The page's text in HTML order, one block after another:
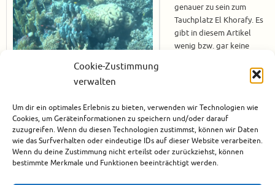
Cookie-Zustimmung
verwalten
Um dir ein optimales Erlebnis zu bieten, verwenden wir Technologien wie
Cookies, um Geräteinformationen zu speichern und/oder darauf
zuzugreifen. Wenn du diesen Technologien zustimmst, können wir Daten
wie das Surfverhalten oder eindeutige IDs auf dieser Website verarbeiten.
Wenn du deine Zustimmung nicht erteilst oder zurückziehst, können
bestimmte Merkmale und Funktionen beeinträchtigt werden.
genauer zu sein zum
Tauchplatz El Khorafy. Es
gibt in diesem Artikel
wenig bzw. gar keine
bereits erwähnt, haben
wir uns eine neue Unterwasserkamera zugelegt. Damit die Videos mit der
es ab jetzt mehr Videos von unseren Tauchausflügen geben wird.…
Weiterlesen
Dezember 6, 2021 Afrika,Ägypten,El Quseir,Marsa Alam,Tauchen